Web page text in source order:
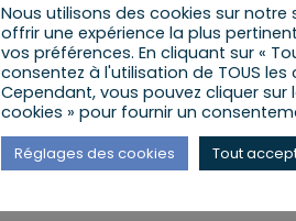
Nous utilisons des cookies sur notre
offrir une expérience la plus
vos préférences. En cliquant sur «
consentez à l'utilisation de TOUS les
Cependant, vous pouvez cliquer sur
cookies » pour fournir un
Réglages des cookies Tout